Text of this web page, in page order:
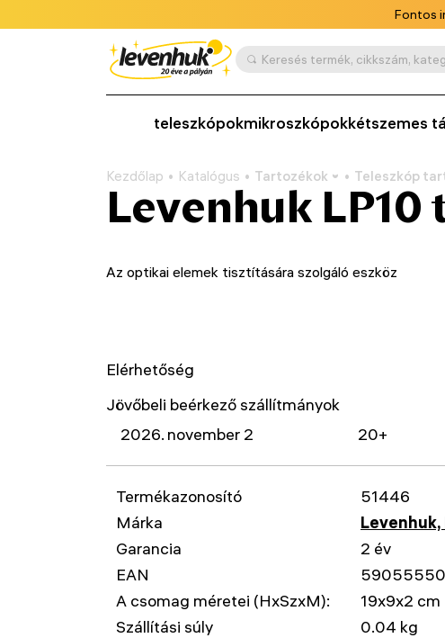
Fontos
teleszkópokmikroszkópokkétszemes
Kezdőlap Katalógus Tartozékok Teleszkóp
Levenhuk
Az optikai elemek tisztítására szolgáló eszköz
Elérhetőség
Jövőbeli beérkező szállítmányok
2026. november 2
20+
Termékazonosító
51446
Márka
Levenhuk,
Garancia
2 év
EAN
A csomag méretei (HxSzxM):
19x9x2 cm
Szállítási súly
0.04 kg